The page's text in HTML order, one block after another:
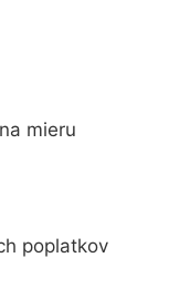
mieru
poplatkov